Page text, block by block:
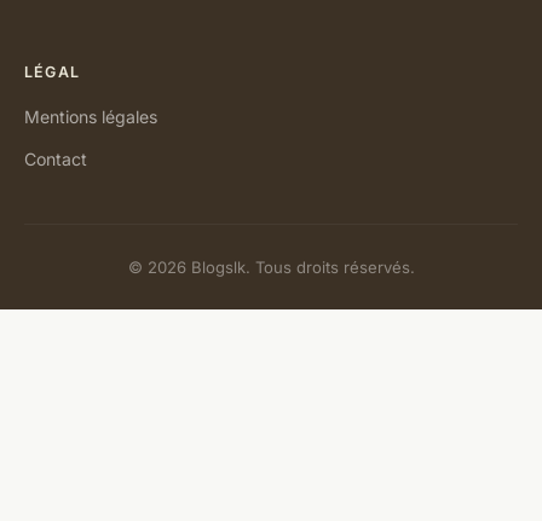
LÉGAL
Mentions légales
Contact
© 2026 Blogslk. Tous droits réservés.